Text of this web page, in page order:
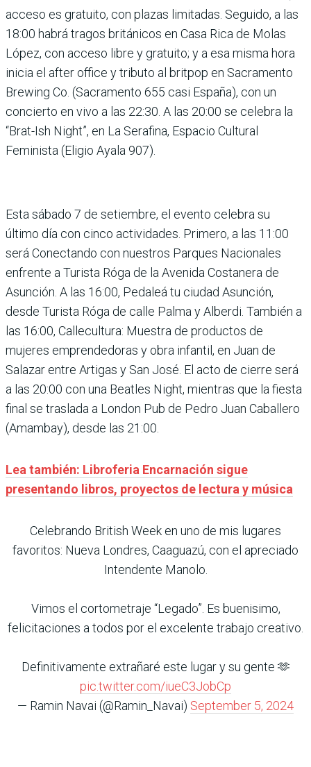
acceso es gratuito, con plazas limitadas. Seguido, a las
18:00 habrá tragos británicos en Casa Rica de Molas
López, con acceso libre y gratuito; y a esa misma hora
inicia el after office y tributo al britpop en Sacramento
Brewing Co. (Sacramento 655 casi España), con un
concierto en vivo a las 22:30. A las 20:00 se celebra la
“Brat-Ish Night”, en La Serafina, Espacio Cultural
Feminista (Eligio Ayala 907).
Esta sábado 7 de setiembre, el evento celebra su
último día con cinco actividades. Primero, a las 11:00
será Conectando con nuestros Parques Nacionales
enfrente a Turista Róga de la Avenida Costanera de
Asunción. A las 16:00, Pedaleá tu ciudad Asunción,
desde Turista Róga de calle Palma y Alberdi. También a
las 16:00, Callecultura: Muestra de productos de
mujeres emprendedoras y obra infantil, en Juan de
Salazar entre Artigas y San José. El acto de cierre será
a las 20:00 con una Beatles Night, mientras que la fiesta
final se traslada a London Pub de Pedro Juan Caballero
(Amambay), desde las 21:00.
Lea también: Libroferia Encarnación sigue
presentando libros, proyectos de lectura y música
Celebrando British Week en uno de mis lugares
favoritos: Nueva Londres, Caaguazú, con el apreciado
Intendente Manolo.
Vimos el cortometraje “Legado”. Es buenisimo,
felicitaciones a todos por el excelente trabajo creativo.
Definitivamente extrañaré este lugar y su gente 🫶
pic.twitter.com/iueC3JobCp
— Ramin Navai (@Ramin_Navai) September 5, 2024